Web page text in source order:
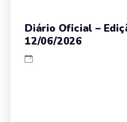
Diário Oficial –
12/06/2026